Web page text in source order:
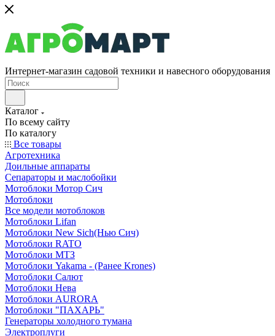
Интернет-магазин садовой техники и навесного оборудования
Каталог
По всему сайту
По каталогу
Все товары
Агротехника
Доильные аппараты
Сепараторы и маслобойки
Мотоблоки Мотор Сич
Мотоблоки
Все модели мотоблоков
Мотоблоки Lifan
Мотоблоки New Sich(Нью Сич)
Мотоблоки RATO
Мотоблоки МТЗ
Мотоблоки Yakama - (Ранее Krones)
Мотоблоки Салют
Мотоблоки Нева
Мотоблоки AURORA
Мотоблоки "ПАХАРЬ"
Генераторы холодного тумана
Электроплуги